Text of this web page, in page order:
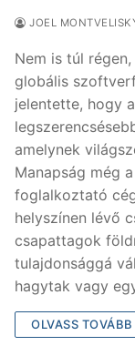
JOEL
Nem is túl
globális
jelentette, hogy
amelynek
Manapság még
foglalkoztató
helyszínen lévő
csapattagok
tulajdonsággá
hagytak vagy
OLVASS